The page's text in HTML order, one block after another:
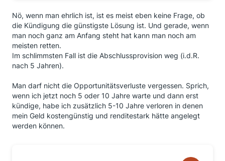
Nö, wenn man ehrlich ist, ist es meist eben keine Frage, ob
die Kündigung die günstigste Lösung ist. Und gerade, wenn
man noch ganz am Anfang steht hat kann man noch am
meisten retten.
Im schlimmsten Fall ist die Abschlussprovision weg (i.d.R.
nach 5 Jahren).
Man darf nicht die Opportunitätsverluste vergessen. Sprich,
wenn ich jetzt noch 5 oder 10 Jahre warte und dann erst
kündige, habe ich zusätzlich 5-10 Jahre verloren in denen
mein Geld kostengünstig und renditestark hätte angelegt
werden können.